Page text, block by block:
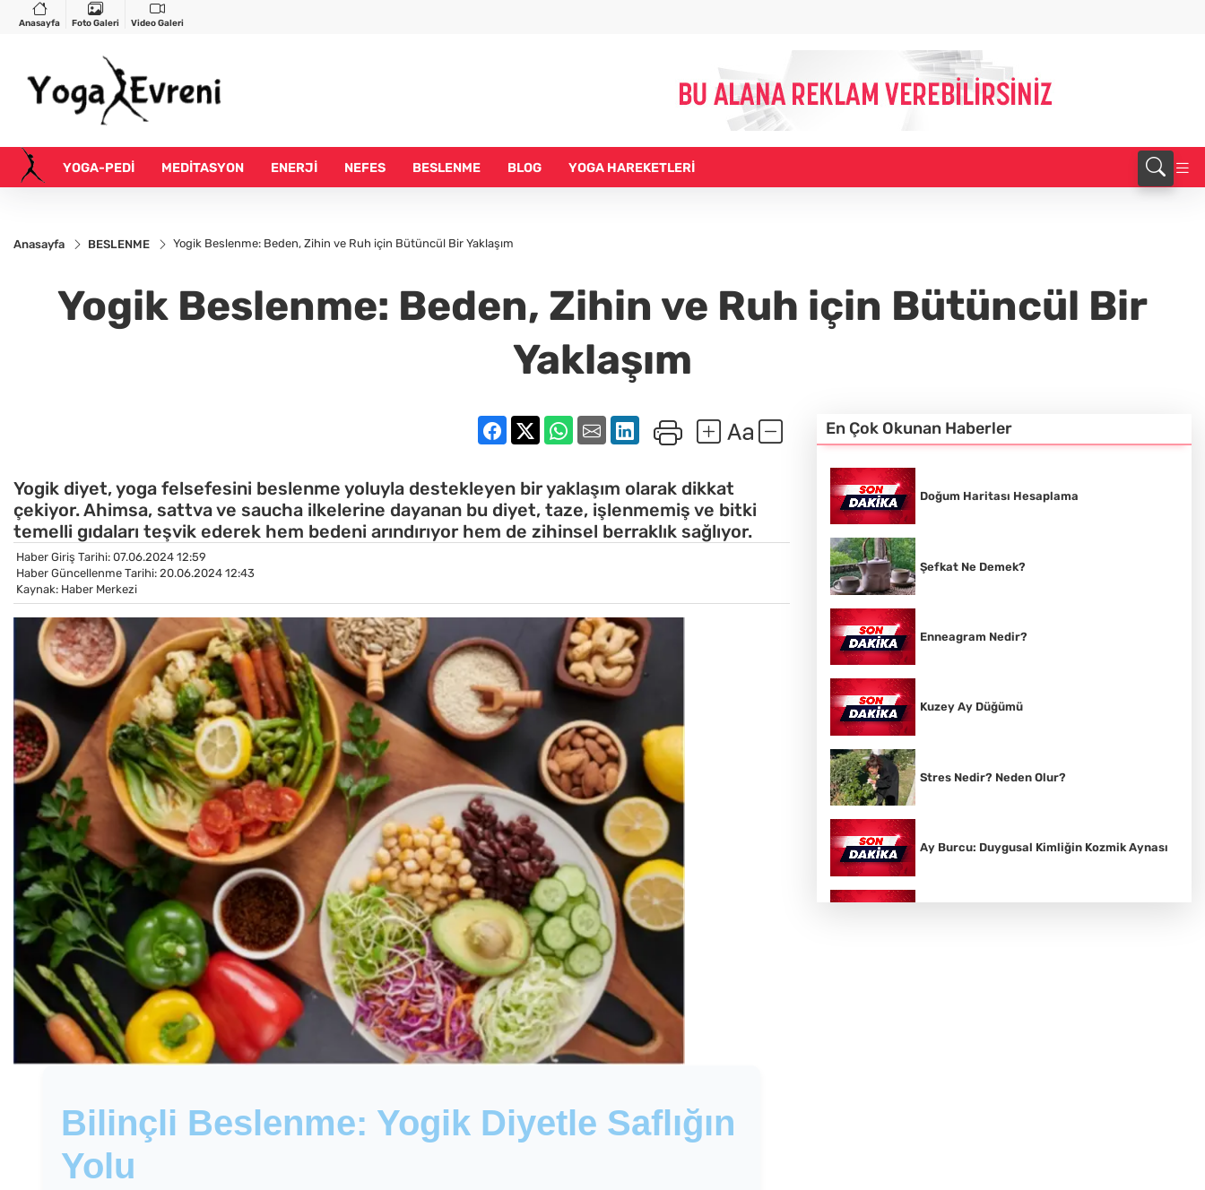
Anasayfa Foto Galeri Video Galeri
YOGA-PEDİ MEDİTASYON ENERJİ NEFES BESLENME BLOG YOGA HAREKETLERİ
Anasayfa BESLENME Yogik Beslenme: Beden, Zihin ve Ruh için Bütüncül Bir Yaklaşım
Yogik Beslenme: Beden, Zihin ve Ruh için Bütüncül Bir
Yaklaşım
Yogik diyet, yoga felsefesini beslenme yoluyla destekleyen bir yaklaşım olarak dikkat
çekiyor. Ahimsa, sattva ve saucha ilkelerine dayanan bu diyet, taze, işlenmemiş ve bitki
temelli gıdaları teşvik ederek hem bedeni arındırıyor hem de zihinsel berraklık sağlıyor.
Haber Giriş Tarihi: 07.06.2024 12:59
Haber Güncellenme Tarihi: 20.06.2024 12:43
Kaynak: Haber Merkezi
Bilinçli Beslenme: Yogik Diyetle Saflığın
Yolu
En Çok Okunan Haberler
Doğum Haritası Hesaplama
Şefkat Ne Demek?
Enneagram Nedir?
Kuzey Ay Düğümü
Stres Nedir? Neden Olur?
Ay Burcu: Duygusal Kimliğin Kozmik Aynası